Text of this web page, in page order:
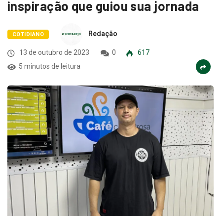
inspiração que guiou sua jornada
COTIDIANO Redação
13 de outubro de 2023 0
617
5 minutos de leitura